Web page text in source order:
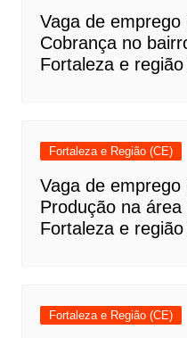
Vaga de emprego
Cobrança no
Fortaleza e
Fortaleza e Região (CE)
Vaga de emprego
Produção na
Fortaleza e
Fortaleza e Região (CE)